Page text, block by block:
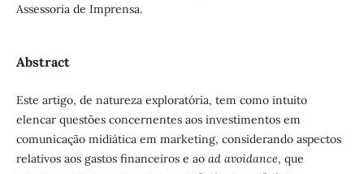
Assessoria de Imprensa.
Abstract
Este artigo, de natureza exploratória, tem como intuito
elencar questões concernentes aos investimentos em
comunicação midiática em marketing, considerando aspectos
relativos aos gastos financeiros e ao ad avoidance, que